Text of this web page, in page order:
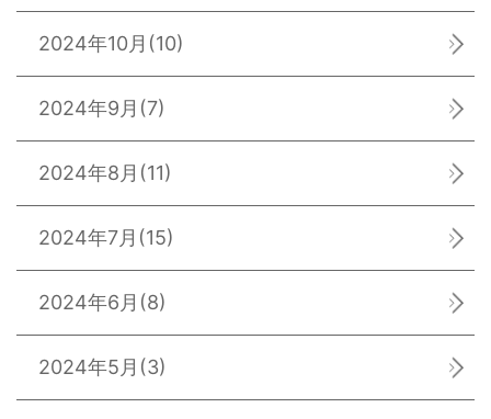
2024年10月 (10)
2024年9月 (7)
2024年8月 (11)
2024年7月 (15)
2024年6月 (8)
2024年5月 (3)